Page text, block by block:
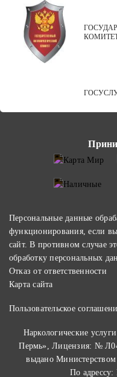
Персональные данные
функционирования, если
сайт. В противном случае
обработку персональных
Отказ от ответственности
Карта сайта
Пользовательское
Наркологические
Пермь», Лицензия: №
выдано Министерством
По адрессу: